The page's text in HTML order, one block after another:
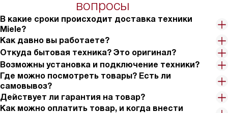
вопросы
В какие сроки происходит доставка техники
Miele?
Как давно вы работаете?
Откуда бытовая техника? Это оригинал?
Возможны установка и подключение техники?
Где можно посмотреть товары? Есть ли
самовывоз?
Действует ли гарантия на товар?
Как можно оплатить товар, и когда внести